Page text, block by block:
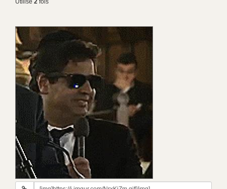
Utilisé 2 fois
URL